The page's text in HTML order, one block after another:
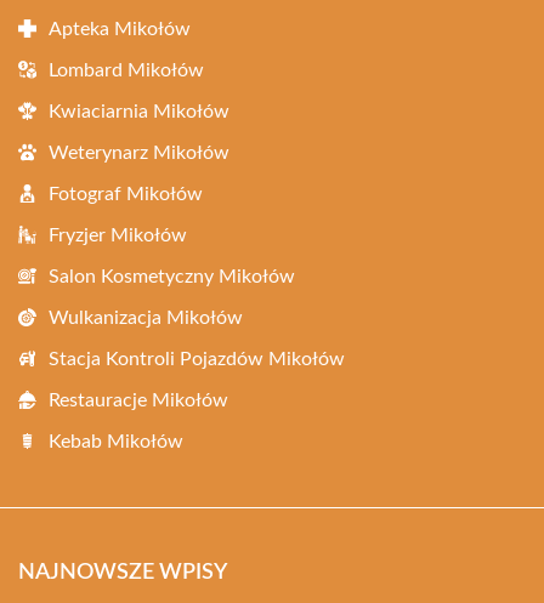
Apteka Mikołów
Lombard Mikołów
Kwiaciarnia Mikołów
Weterynarz Mikołów
Fotograf Mikołów
Fryzjer Mikołów
Salon Kosmetyczny Mikołów
Wulkanizacja Mikołów
Stacja Kontroli Pojazdów Mikołów
Restauracje Mikołów
Kebab Mikołów
NAJNOWSZE WPISY